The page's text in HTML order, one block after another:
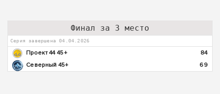
Финал за 3 место
Серия завершена 04.04.2026
Проект 44 45+
84
Северный 45+
69